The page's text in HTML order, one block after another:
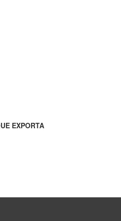
EXPORTA